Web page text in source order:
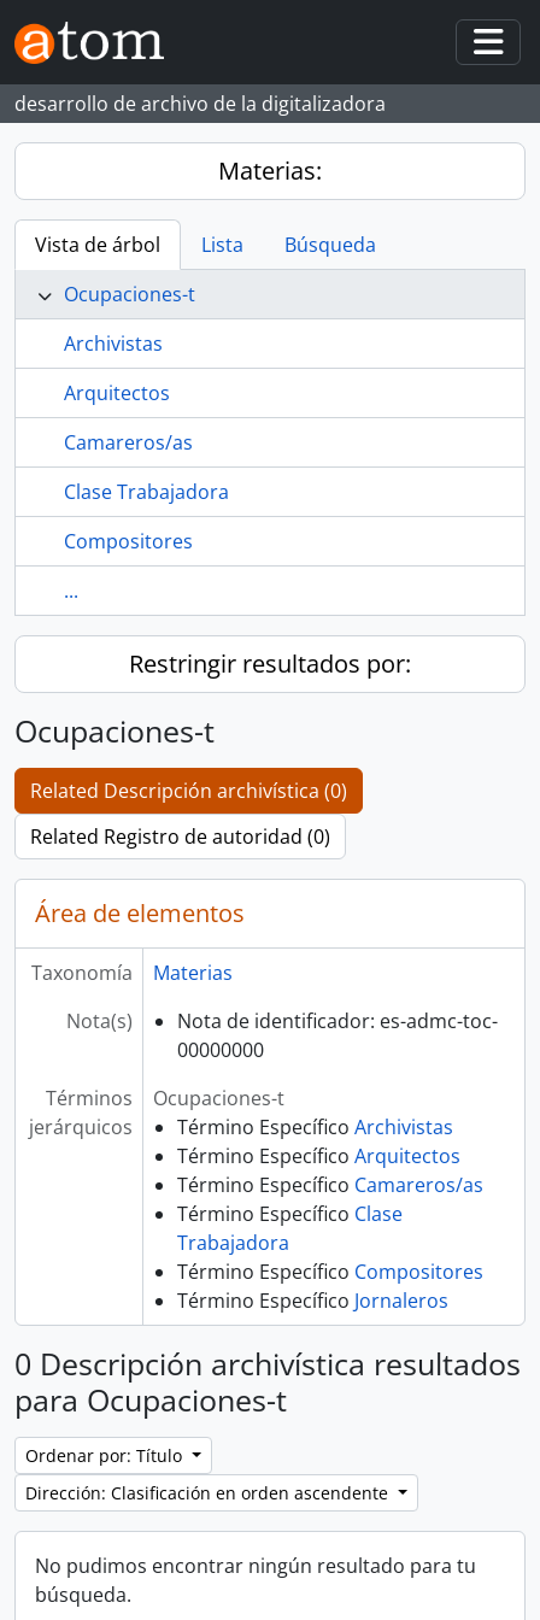
Skip to main content
desarrollo de archivo de la digitalizadora
Materias:
Vista de árbol Lista
Búsqueda
Ocupaciones-t
Archivistas
Arquitectos
Camareros/as
Clase Trabajadora
Compositores
...
Restringir resultados por:
Ocupaciones-t
Related Descripción archivística (0)
Related Registro de autoridad (0)
Área de elementos
Taxonomía
Materias
Nota(s)
Nota de identificador: es-admc-toc-
00000000
Términos
jerárquicos
Ocupaciones-t
Término Específico Archivistas
Término Específico Arquitectos
Término Específico Camareros/as
Término Específico Clase
Trabajadora
Término Específico Compositores
Término Específico Jornaleros
0 Descripción archivística resultados
para Ocupaciones-t
Ordenar por: Título
Dirección: Clasificación en orden ascendente
No pudimos encontrar ningún resultado para tu
búsqueda.